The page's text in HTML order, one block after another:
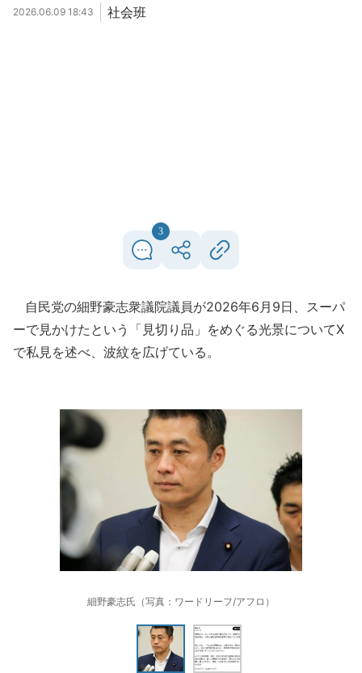
2026.06.09 18:43 社会班
3
自民党の細野豪志衆議院議員が2026年6月9日、スーパ
ーで見かけたという「見切り品」をめぐる光景についてX
で私見を述べ、波紋を広げている。
細野豪志氏（写真：ワードリーフ/アフロ）